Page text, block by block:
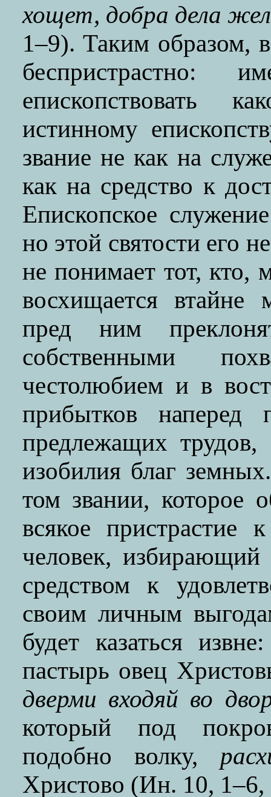
хощет, добра дела
1–9). Таким образом,
епископствовать
истинному
звание не как на
как на средство к
Епископское
но этой святости его
не понимает тот, кто,
восхищается
пред ним
собственными
честолюбием и в
прибытков
предлежащих
изобилия благ
том звании, которое
всякое
человек, избирающий
средством к
своим личным
будет казаться
пастырь овец
дверми входяй во
который под
подобно волку,
Христово (Ин. 10, 1–6,